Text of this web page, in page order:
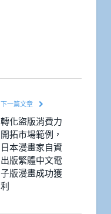
下一篇文章
轉化盜版消費力
開拓市場範例，
日本漫畫家自資
出版繁體中文電
子版漫畫成功獲
利